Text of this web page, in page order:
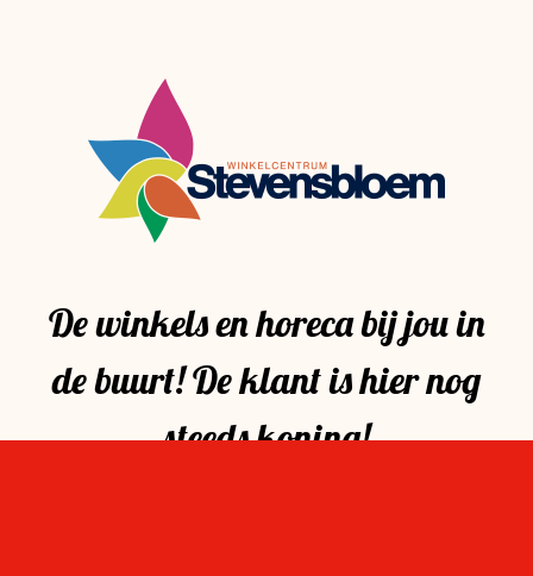
De winkels en horeca bij jou in
de buurt! De klant is hier nog
steeds koning!